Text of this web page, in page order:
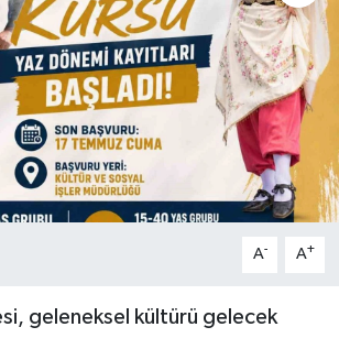
A- A+
geleneksel kültürü gelecek